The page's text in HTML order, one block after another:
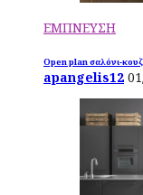
ΕΜΠΝΕΥΣΗ
Open plan σαλόνι-
apangelis12